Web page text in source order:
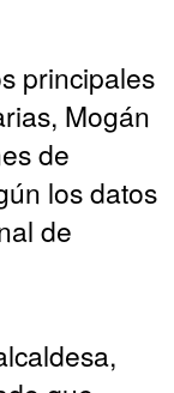
principales
Mogán
de
los datos
de